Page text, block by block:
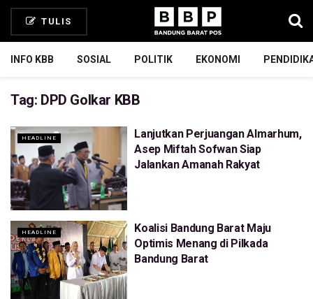
TULIS
INFO KBB SOSIAL POLITIK EKONOMI
Tag: DPD Golkar KBB
HEADLINE
Lanjutkan Perjuangan Almarhum,
Asep Miftah Sofwan Siap
Jalankan Amanah Rakyat
HEADLINE
Koalisi Bandung Barat Maju
Optimis Menang di Pilkada
Bandung Barat